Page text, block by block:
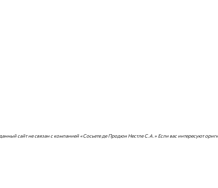
сайт не связан с компанией «Сосьете де Продюи Нестле С.А.» Если вас интересуют